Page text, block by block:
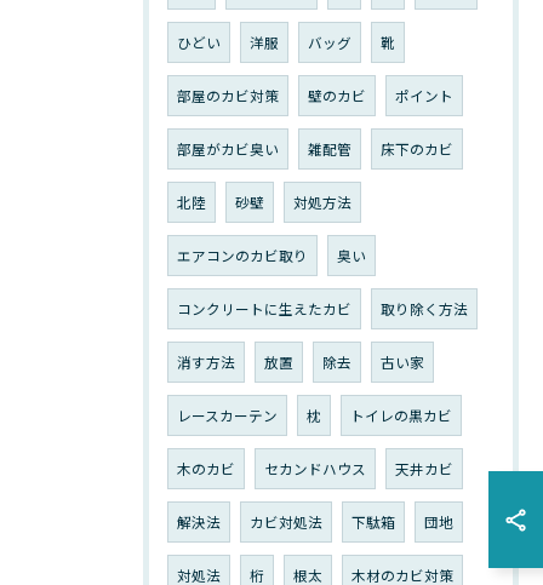
ひどい 洋服 バッグ 靴
部屋のカビ対策 壁のカビ ポイント
部屋がカビ臭い 雑配管 床下のカビ
北陸 砂壁 対処方法
エアコンのカビ取り 臭い
コンクリートに生えたカビ 取り除く方法
消す方法 放置 除去 古い家
レースカーテン 枕 トイレの黒カビ
木のカビ セカンドハウス 天井カビ
解決法 カビ対処法 下駄箱 団地
対処法 桁 根太 木材のカビ対策